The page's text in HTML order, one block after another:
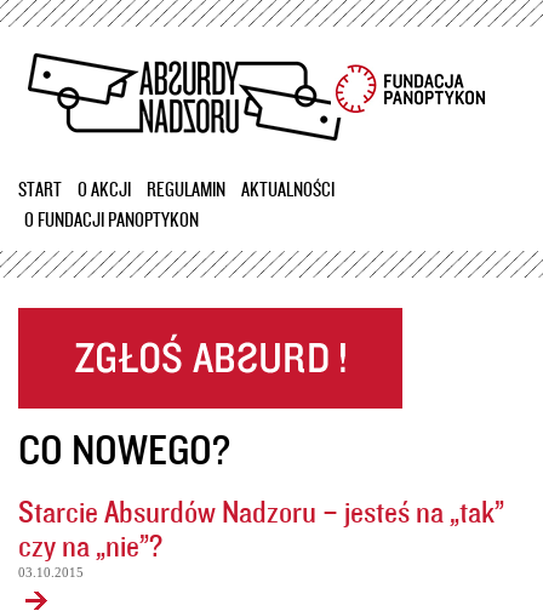
Przejdź
treści
START O AKCJI REGULAMIN
AKTUALNOŚCI
O FUNDACJI PANOPTYKON
CO NOWEGO?
Starcie Absurdów Nadzoru – jesteś na „tak”
czy na „nie”?
03.10.2015